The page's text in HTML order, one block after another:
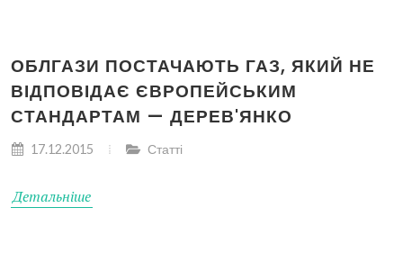
ОБЛГАЗИ ПОСТАЧАЮТЬ ГАЗ, ЯКИЙ НЕ
ВІДПОВІДАЄ ЄВРОПЕЙСЬКИМ
СТАНДАРТАМ — ДЕРЕВ'ЯНКО
17.12.2015 Статті
Детальніше